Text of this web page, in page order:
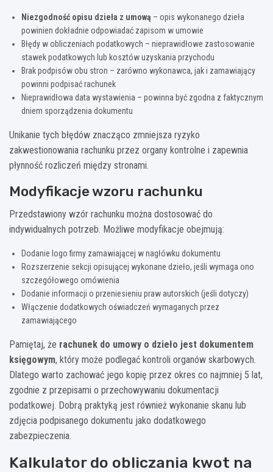
Niezgodność opisu dzieła z umową – opis wykonanego dzieła
powinien dokładnie odpowiadać zapisom w umowie
Błędy w obliczeniach podatkowych – nieprawidłowe zastosowanie
stawek podatkowych lub kosztów uzyskania przychodu
Brak podpisów obu stron – zarówno wykonawca, jak i zamawiający
powinni podpisać rachunek
Nieprawidłowa data wystawienia – powinna być zgodna z faktycznym
dniem sporządzenia dokumentu
Unikanie tych błędów znacząco zmniejsza ryzyko
zakwestionowania rachunku przez organy kontrolne i zapewnia
płynność rozliczeń między stronami.
Modyfikacje wzoru rachunku
Przedstawiony wzór rachunku można dostosować do
indywidualnych potrzeb. Możliwe modyfikacje obejmują:
Dodanie logo firmy zamawiającej w nagłówku dokumentu
Rozszerzenie sekcji opisującej wykonane dzieło, jeśli wymaga ono
szczegółowego omówienia
Dodanie informacji o przeniesieniu praw autorskich (jeśli dotyczy)
Włączenie dodatkowych oświadczeń wymaganych przez
zamawiającego
Pamiętaj, że rachunek do umowy o dzieło jest dokumentem
księgowym, który może podlegać kontroli organów skarbowych.
Dlatego warto zachować jego kopię przez okres co najmniej 5 lat,
zgodnie z przepisami o przechowywaniu dokumentacji
podatkowej. Dobrą praktyką jest również wykonanie skanu lub
zdjęcia podpisanego dokumentu jako dodatkowego
zabezpieczenia.
Kalkulator do obliczania kwot na